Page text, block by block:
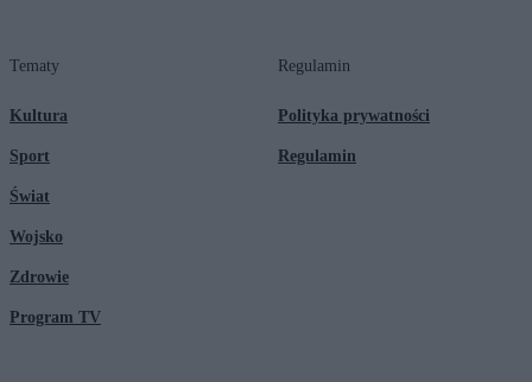
Tematy
Kultura
Sport
Świat
Wojsko
Zdrowie
Program TV
Regulamin
Polityka prywatności
Regulamin